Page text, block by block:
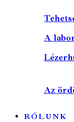
A
Az
RÓLUNK